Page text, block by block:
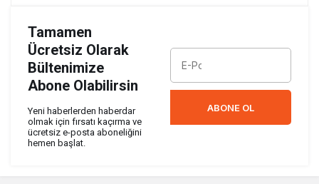
Tamamen
Ücretsiz Olarak
Bültenimize
Abone Olabilirsin
Yeni haberlerden haberdar
olmak için fırsatı kaçırma ve
ücretsiz e-posta aboneliğini
hemen başlat.
ABONE OL